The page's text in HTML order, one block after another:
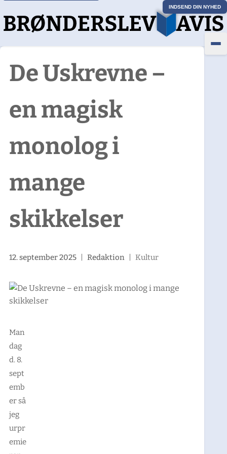
INDSEND DIN NYHED
De Uskrevne –
en magisk
monolog i
mange
skikkelser
12. september 2025 |Redaktion |Kultur
Man
dag
d. 8.
sept
emb
er så
jeg
urpr
emie